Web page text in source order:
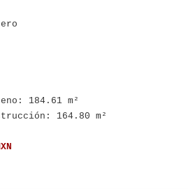
184.61 m²
164.80 m²